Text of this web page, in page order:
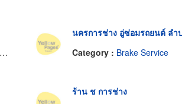
นครการช่าง อู่ซ่อมรถยนต์ ลำ
Category : Brake Service
ร้าน ช การช่าง